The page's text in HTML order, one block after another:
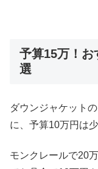
予算15万！お
選
ダウンジャケット
に、予算10万円は
モンクレールで20